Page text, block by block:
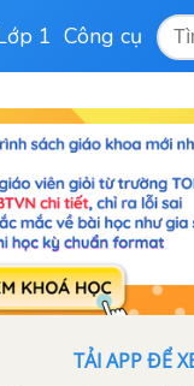
1 Công cụ
TẢI APP ĐỂ